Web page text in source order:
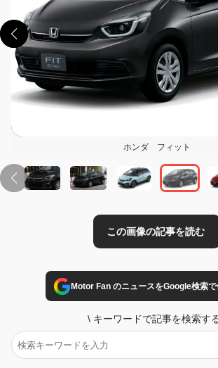
ホンダ フィット
この画像の記事を読む
Motor Fan のニュースをGoogle検索で
\ キーワードで記事を検索す